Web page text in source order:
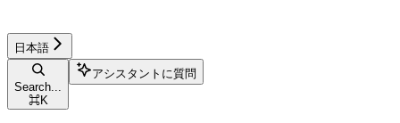
日本語
Search...
⌘K
アシスタントに質問